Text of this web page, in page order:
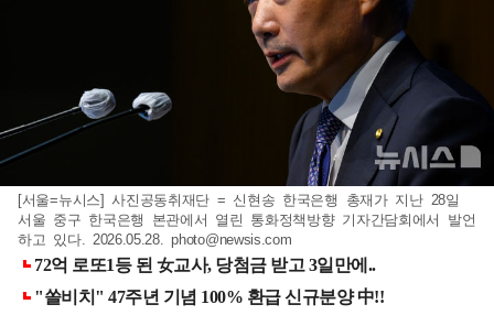
[서울=뉴시스] 사진공동취재단 = 신현송 한국은행 총재가 지난 28일
서울 중구 한국은행 본관에서 열린 통화정책방향 기자간담회에서 발언
하고 있다. 2026.05.28.photo@newsis.com